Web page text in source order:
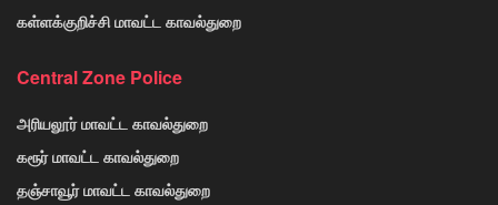
கள்ளக்குறிச்சி மாவட்ட காவல்துறை
Central Zone Police
அரியலூர் மாவட்ட காவல்துறை
கரூர் மாவட்ட காவல்துறை
தஞ்சாவூர் மாவட்ட காவல்துறை